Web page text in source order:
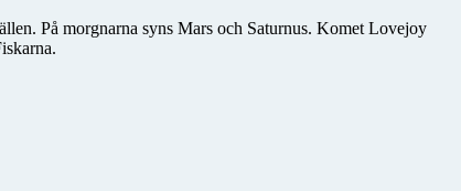
På morgnarna syns Mars och Saturnus. Komet Lovejoy